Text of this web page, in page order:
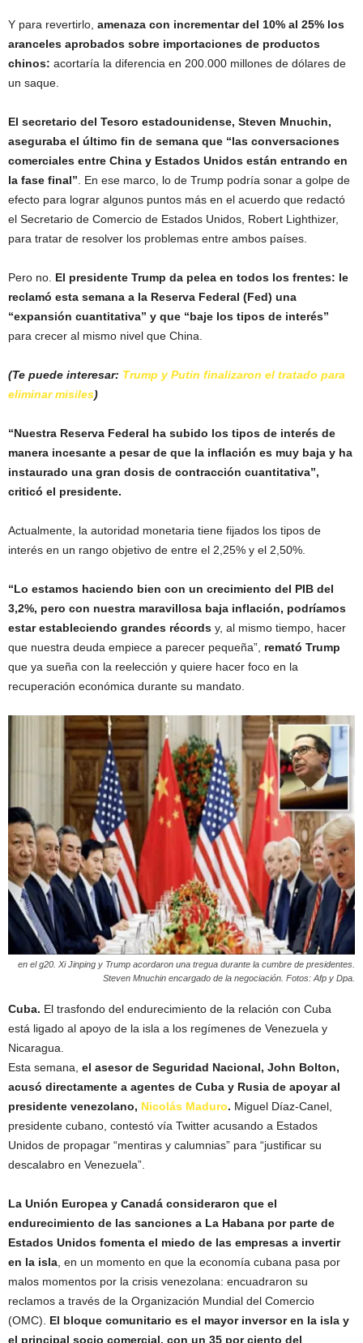
Y para revertirlo, amenaza con incrementar del 10% al 25% los
aranceles aprobados sobre importaciones de productos
chinos: acortaría la diferencia en 200.000 millones de dólares de
un saque.
El secretario del Tesoro estadounidense, Steven Mnuchin,
aseguraba el último fin de semana que “las conversaciones
comerciales entre China y Estados Unidos están entrando en
la fase final”. En ese marco, lo de Trump podría sonar a golpe de
efecto para lograr algunos puntos más en el acuerdo que redactó
el Secretario de Comercio de Estados Unidos, Robert Lighthizer,
para tratar de resolver los problemas entre ambos países.
Pero no. El presidente Trump da pelea en todos los frentes: le
reclamó esta semana a la Reserva Federal (Fed) una
“expansión cuantitativa” y que “baje los tipos de interés”
para crecer al mismo nivel que China.
(Te puede interesar: Trump y Putin finalizaron el tratado para
eliminar misiles)
“Nuestra Reserva Federal ha subido los tipos de interés de
manera incesante a pesar de que la inflación es muy baja y ha
instaurado una gran dosis de contracción cuantitativa”,
criticó el presidente.
Actualmente, la autoridad monetaria tiene fijados los tipos de
interés en un rango objetivo de entre el 2,25% y el 2,50%.
“Lo estamos haciendo bien con un crecimiento del PIB del
3,2%, pero con nuestra maravillosa baja inflación, podríamos
estar estableciendo grandes récords y, al mismo tiempo, hacer
que nuestra deuda empiece a parecer pequeña”, remató Trump
que ya sueña con la reelección y quiere hacer foco en la
recuperación económica durante su mandato.
en el g20. Xi Jinping y Trump acordaron una tregua durante la cumbre de presidentes.
Steven Mnuchin encargado de la negociación. Fotos: Afp y Dpa.
Cuba. El trasfondo del endurecimiento de la relación con Cuba
está ligado al apoyo de la isla a los regímenes de Venezuela y
Nicaragua.
Esta semana, el asesor de Seguridad Nacional, John Bolton,
acusó directamente a agentes de Cuba y Rusia de apoyar al
presidente venezolano, Nicolás Maduro. Miguel Díaz-Canel,
presidente cubano, contestó vía Twitter acusando a Estados
Unidos de propagar “mentiras y calumnias” para “justificar su
descalabro en Venezuela”.
La Unión Europea y Canadá consideraron que el
endurecimiento de las sanciones a La Habana por parte de
Estados Unidos fomenta el miedo de las empresas a invertir
en la isla , en un momento en que la economía cubana pasa por
malos momentos por la crisis venezolana: encuadraron su
reclamos a través de la Organización Mundial del Comercio
(OMC). El bloque comunitario es el mayor inversor en la isla y
el principal socio comercial, con un 35 por ciento del